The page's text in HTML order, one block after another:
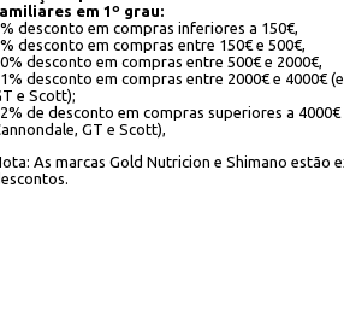
em 1º grau:
desconto em compras inferiores a 150€,
desconto em compras entre 150€ e 500€,
desconto em compras entre 500€ e 2000€,
desconto em compras entre 2000€ e 4000€
e Scott);
de desconto em compras superiores a
GT e Scott),
As marcas Gold Nutricion e Shimano estão